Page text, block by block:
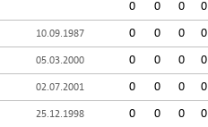
0 0 0 0
10.09.1987 0 0 0 0
05.03.2000 0 0 0 0
02.07.2001 0 0 0 0
25.12.1998 0 0 0 0